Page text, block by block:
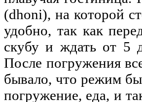
(dhoni), на которой
удобно, так как
скубу и ждать от 5
После погружения
бывало, что режим
погружение, еда, и